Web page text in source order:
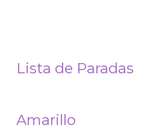
Lista de Paradas
Amarillo